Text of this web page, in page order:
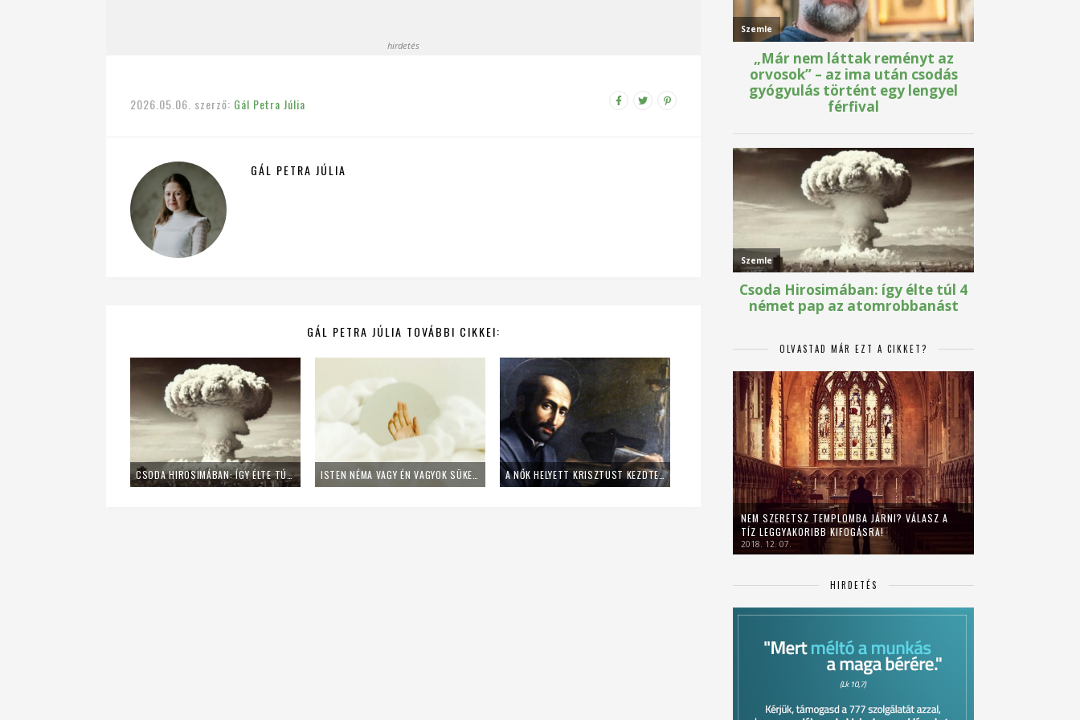
hirdetés
2026.05.06. szerző: Gál Petra Júlia
GÁL PETRA JÚLIA
GÁL PETRA JÚLIA TOVÁBBI CIKKEI:
CSODA HIROSIMÁBAN: ÍGY ÉLTE TÚL 4 NÉMET PAP AZ ATOMROBBANÁST ISTEN NÉMA VAGY ÉN VAGYOK SÜKET? – ILYEN, AMIKOR CSAK A TÜRELEM OPCIÓ A NŐK HELYETT KRISZTUST KEZDTE KÖVETNI – ÍGY TÉRT MEG LOYOLAI SZENT IGNÁC
OLVASTAD MÁR EZT A CIKKET?
NEM SZERETSZ TEMPLOMBA JÁRNI? VÁLASZ A
TÍZ LEGGYAKORIBB KIFOGÁSRA!
2018. 12. 07.
HIRDETÉS